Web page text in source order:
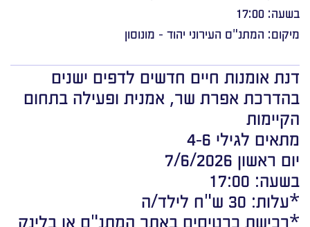
בשעה: 17:00
מיקום: המתנ"ס העירוני יהוד - מונוסון
דנת אומנות חיים חדשים לדפים ישנים
בהדרכת אפרת שר, אמנית ופעילה בתחום
הקיימות
מתאים לגילי 4-6
יום ראשון 7/6/2026
בשעה: 17:00
*עלות: 30 ש"ח לילד/ה
*רכישת כרטיסים באתר המתנ"ס או בלינק